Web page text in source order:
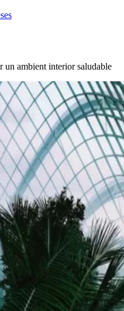
un ambient interior saludable